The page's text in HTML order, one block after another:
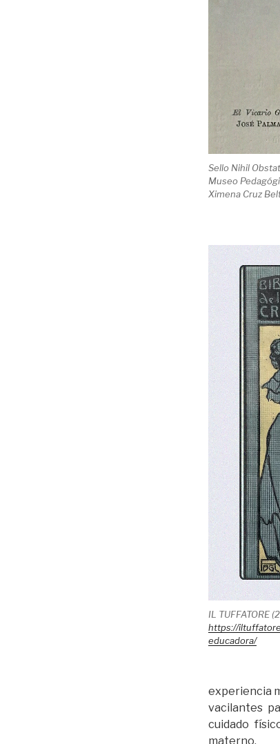
Sello Nihil
Museo
Ximena Cruz
IL TUFFATORE
https://
educadora/
experiencia
vacilantes
cuidado
materno.